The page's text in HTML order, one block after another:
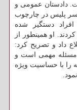
دادستان عمومی و
پلیس در چارچوب
دستگیر شده
او همینطور از
داد و تصریح كرد:
مسئله مهمی است و
با حساسیت ویژه